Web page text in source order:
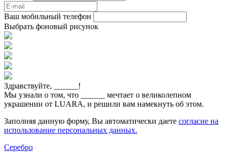
Ваш мобильный телефон
Выбрать фоновый рисунок
Здравствуйте,
!
Мы узнали о том, что
мечтает о великолепном
украшении от LUARA, и решили вам намекнуть об этом.
Заполняя данную форму, Вы автоматически даете согласие на
использование персональных данных.
Серебро